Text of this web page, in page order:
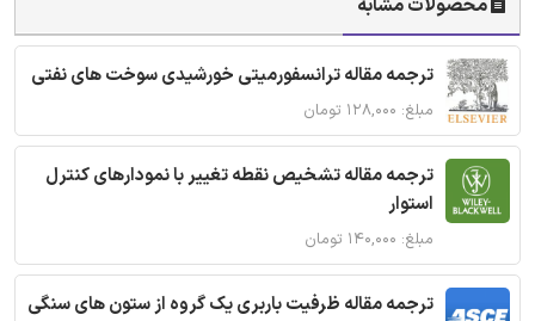
محصولات مشابه
ترجمه مقاله ترانسفورمیتی خورشیدی سوخت های نفتی
مبلغ: ۱۲۸,۰۰۰ تومان
ترجمه مقاله تشخیص نقطه تغییر با نمودارهای کنترل
استوار
مبلغ: ۱۴۰,۰۰۰ تومان
ترجمه مقاله ظرفیت باربری یک گروه از ستون های سنگی